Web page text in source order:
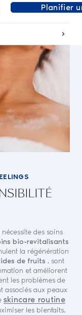
Planifier
des soins
bio-revitalisants
la régénération
de fruits , sont
et améliorent
les problèmes de
associés aux peaux
skincare routine
les bienfaits.